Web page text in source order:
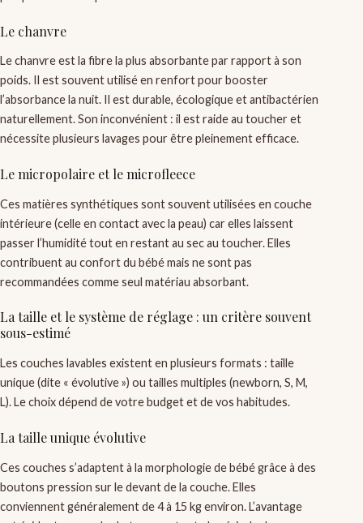
Le chanvre
Le chanvre est la fibre la plus absorbante par rapport à son
poids. Il est souvent utilisé en renfort pour booster
l’absorbance la nuit. Il est durable, écologique et antibactérien
naturellement. Son inconvénient : il est raide au toucher et
nécessite plusieurs lavages pour être pleinement efficace.
Le micropolaire et le microfleece
Ces matières synthétiques sont souvent utilisées en couche
intérieure (celle en contact avec la peau) car elles laissent
passer l’humidité tout en restant au sec au toucher. Elles
contribuent au confort du bébé mais ne sont pas
recommandées comme seul matériau absorbant.
La taille et le système de réglage : un critère souvent
sous-estimé
Les couches lavables existent en plusieurs formats : taille
unique (dite « évolutive ») ou tailles multiples (newborn, S, M,
L). Le choix dépend de votre budget et de vos habitudes.
La taille unique évolutive
Ces couches s’adaptent à la morphologie de bébé grâce à des
boutons pression sur le devant de la couche. Elles
conviennent généralement de 4 à 15 kg environ. L’avantage